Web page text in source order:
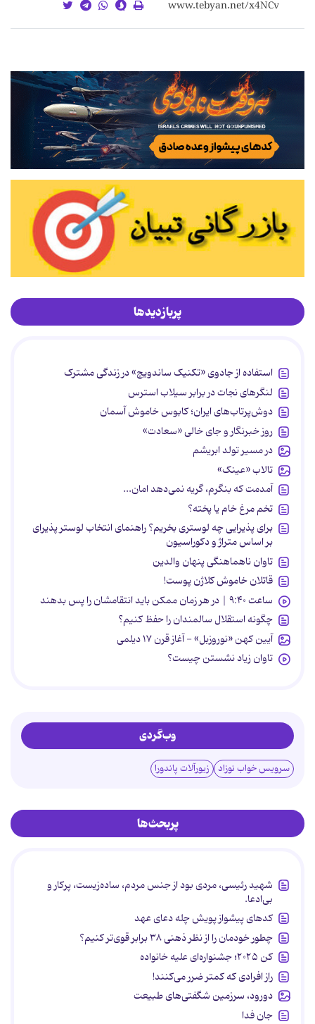
پربازدیدها
استفاده از جادوی «تکنیک ساندویچ» در زندگی مشترک
لنگرهای نجات در برابر سیلاب استرس
دوش‌پرتاب‌های ایران؛ کابوس خاموش آسمان
روز خبرنگار و جای خالی «سعادت»
در مسیر تولد ابریشم
تالاب «عینک»
آمدمت که بنگرم، گریه نمی‌دهد امان...
تخم مرغ خام یا پخته؟
برای پذیرایی چه لوستری بخریم؟ راهنمای انتخاب لوستر پذیرای
بر اساس متراژ و دکوراسیون
تاوان ناهماهنگی پنهان والدین
قاتلان خاموش کلاژن پوست!
ساعت ۹:۴۰ | در هر زمان ممکن باید انتقامشان را پس بدهند
چگونه استقلال سالمندان را حفظ کنیم؟
آیین کهن «نوروزبل» - آغاز قرن ۱۷ دیلمی
تاوان زیاد نشستن چیست؟
وب‌گردی
سرویس خواب نوزاد زیورآلات پاندورا
پربحث‌ها
شهید رئیسی، مردی بود از جنس مردم، ساده‌زیست، پرکار و
بی‌ادعا.
کدهای پیشواز پویش چله دعای عهد
چطور خودمان را از نظر ذهنی ۳۸ برابر قوی‌تر کنیم؟
کن ۲۰۲۵؛ جشنواره‌ای علیه خانواده
راز افرادی که کمتر ضرر می‌کنند!
دورود، سرزمین شگفتی‌های طبیعت
جان فدا